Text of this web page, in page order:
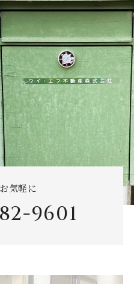
気軽に
9601